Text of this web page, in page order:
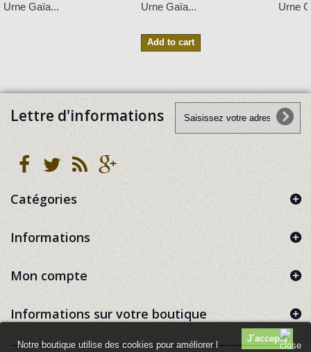
Notre boutique utilise des cookies pour améliorer l
Urne Gaïa... Urne Gaïa...
Add to cart
Urne
Lettre d'informations
Catégories
Informations
Mon compte
Informations sur votre boutique